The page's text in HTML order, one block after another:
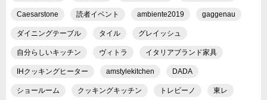
Caesarstone 読者イベント ambiente2019 gaggenau
ダイニングテーブル タイル グレイッシュ
自分らしいキッチン ヴィトラ イタリアブランド家具
IHクッキングヒーター amstylekitchen DADA
ショールーム クッキングキッチン トレビーノ 東レ